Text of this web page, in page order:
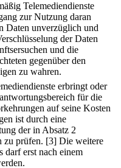
Telemediendienste
zur Nutzung daran
Daten unverzüglich und
der Daten
und die
gegenüber den
zu wahren.
erbringt oder
für die
auf seine Kosten
ist durch eine
der in Absatz 2
zu prüfen. [3] Die weitere
darf erst nach einem